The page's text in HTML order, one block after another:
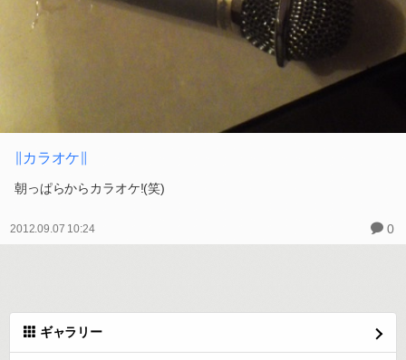
∥カラオケ∥
朝っぱらからカラオケ!(笑)
2012.09.07 10:24 0
ギャラリー